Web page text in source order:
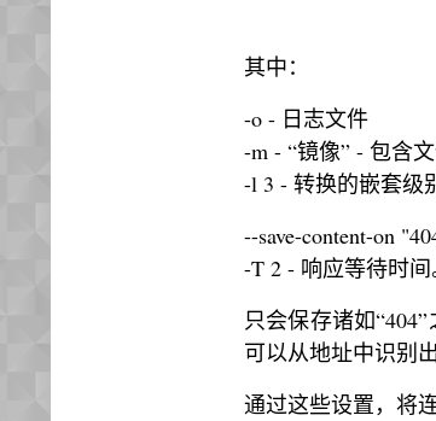
其中：
-o - 日志文件
-m - “镜像” - 包含
-l 3 - 转换的嵌套级
--save-content-on
-T 2 - 响应等待时间
只会保存诸如
可以从地址中识别
通过这些设置，将